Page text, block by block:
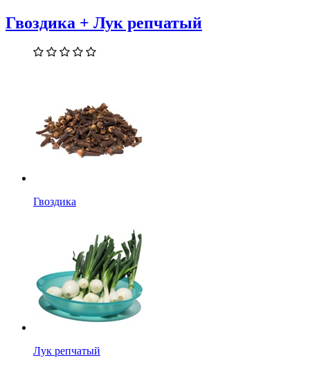
Гвоздика + Лук репчатый
Гвоздика
Лук репчатый